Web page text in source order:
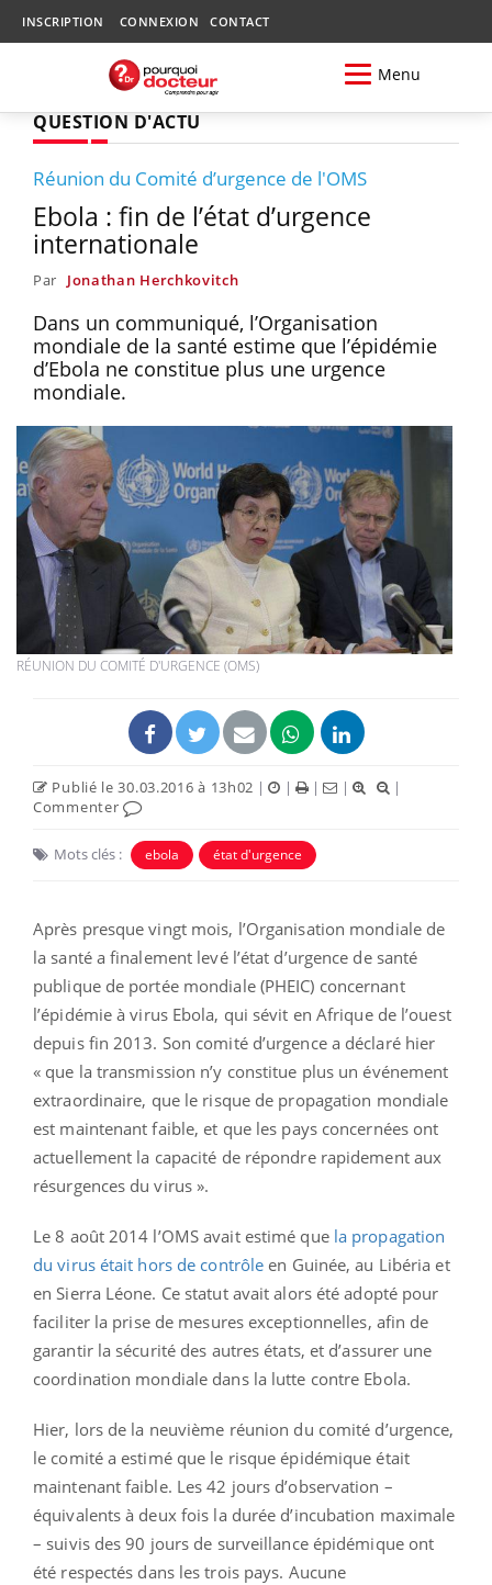
INSCRIPTION CONNEXION CONTACT
Menu
QUESTION D'ACTU
Réunion du Comité d’urgence de l'OMS
Ebola : fin de l’état d’urgence
internationale
Par Jonathan Herchkovitch
Dans un communiqué, l’Organisation
mondiale de la santé estime que l’épidémie
d’Ebola ne constitue plus une urgence
mondiale.
RÉUNION DU COMITÉ D'URGENCE (OMS)
Publié le 30.03.2016 à 13h02 | | | |
|
Commenter
Mots clés : ebola état d'urgence
Après presque vingt mois, l’Organisation mondiale de
la santé a finalement levé l’état d’urgence de santé
publique de portée mondiale (PHEIC) concernant
l’épidémie à virus Ebola, qui sévit en Afrique de l’ouest
depuis fin 2013. Son comité d’urgence a déclaré hier
« que la transmission n’y constitue plus un événement
extraordinaire, que le risque de propagation mondiale
est maintenant faible, et que les pays concernées ont
actuellement la capacité de répondre rapidement aux
résurgences du virus ».
Le 8 août 2014 l’OMS avait estimé que la propagation
du virus était hors de contrôle en Guinée, au Libéria et
en Sierra Léone. Ce statut avait alors été adopté pour
faciliter la prise de mesures exceptionnelles, afin de
garantir la sécurité des autres états, et d’assurer une
coordination mondiale dans la lutte contre Ebola.
Hier, lors de la neuvième réunion du comité d’urgence,
le comité a estimé que le risque épidémique était
maintenant faible. Les 42 jours d’observation –
équivalents à deux fois la durée d’incubation maximale
– suivis des 90 jours de surveillance épidémique ont
été respectés dans les trois pays. Aucune